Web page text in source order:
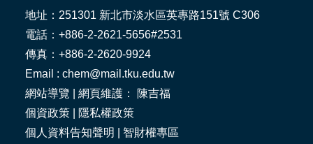
地址：251301 新北市淡水區英專路151號 C306
電話：+886-2-2621-5656#2531
傳真：+886-2-2620-9924
Email : chem@mail.tku.edu.tw
網站導覽 | 網頁維護： 陳吉福
個資政策
隱私權政策
個人資料告知聲明
智財權專區